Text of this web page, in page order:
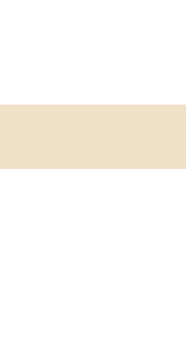
ここからサイト内共通メ
サイト内共通メニューを